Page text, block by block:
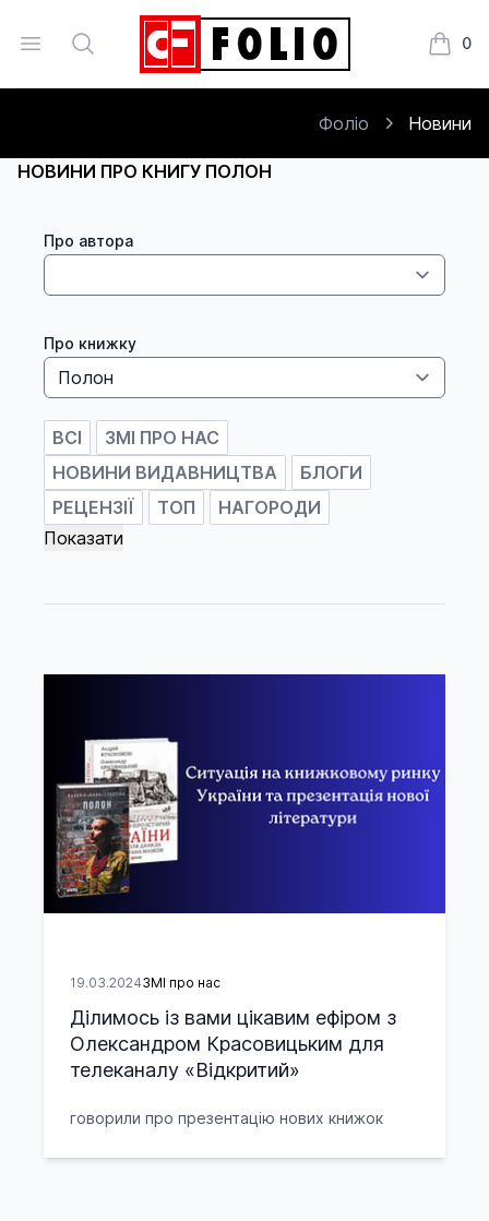
Open menu
Search 0
Фоліо Новини
НОВИНИ ПРО КНИГУ ПОЛОН
Про автора
Про книжку
ВСІ
ЗМІ ПРО НАС
НОВИНИ ВИДАВНИЦТВА
БЛОГИ
РЕЦЕНЗІЇ
ТОП НАГОРОДИ
19.03.2024ЗМІ про нас
Ділимось із вами цікавим ефіром з
Олександром Красовицьким для
телеканалу «Відкритий»
говорили про презентацію нових книжок